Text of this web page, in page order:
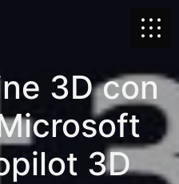
3D con
3D